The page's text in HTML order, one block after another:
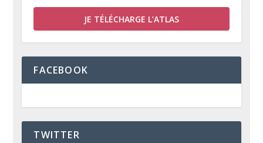
JE TÉLÉCHARGE L’ATLAS
FACEBOOK
TWITTER